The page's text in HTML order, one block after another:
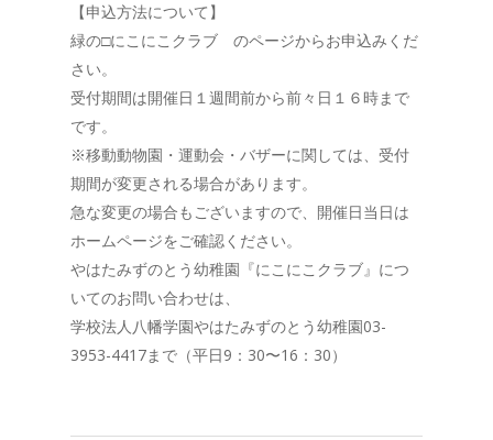
【申込方法について】
緑の□にこにこクラブ のページからお申込みくだ
さい。
受付期間は開催日１週間前から前々日１６時まで
です。
※移動動物園・運動会・バザーに関しては、受付
期間が変更される場合があります。
急な変更の場合もございますので、開催日当日は
ホームページをご確認ください。
やはたみずのとう幼稚園『にこにこクラブ』につ
いてのお問い合わせは、
学校法人八幡学園やはたみずのとう幼稚園03-
3953-4417まで（平日9：30〜16：30）